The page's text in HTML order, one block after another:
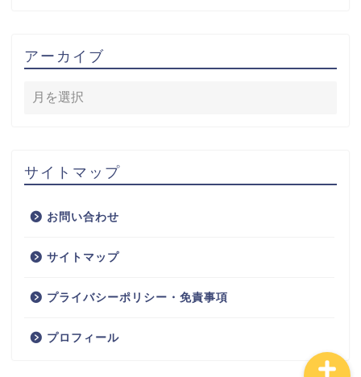
アーカイブ
サイトマップ
お問い合わせ
サイトマップ
プライバシーポリシー・免責事項
プロフィール
プロフィール